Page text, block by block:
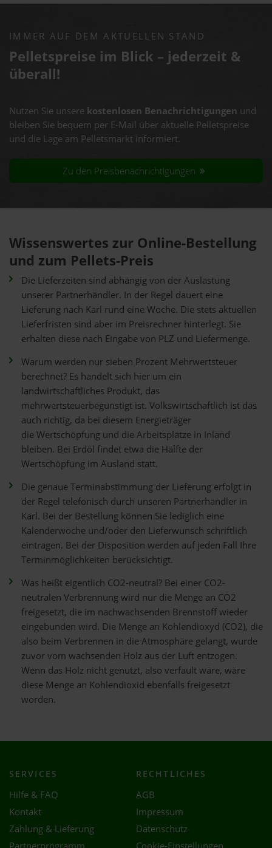
IMMER AUF DEM AKTUELLEN STAND
Pelletspreise im Blick – jederzeit &
überall!
Nutzen Sie unsere kostenlosen Benachrichtigungen und
bleiben Sie bequem per E-Mail über aktuelle Pelletspreise
und die Lage am Pelletsmarkt informiert.
Zu den Preisbenachrichtigungen
Wissenswertes zur Online-Bestellung
und zum Pellets-Preis
Die Lieferzeiten sind abhängig von der Auslastung
unserer Partnerhändler. In der Regel dauert eine
Lieferung nach Karl rund eine Woche. Die stets aktuellen
Lieferfristen sind aber im Preisrechner hinterlegt. Sie
erhalten diese nach Eingabe von PLZ und Liefermenge.
Warum werden nur sieben Prozent Mehrwertsteuer
berechnet? Es handelt sich hier um ein
landwirtschaftliches Produkt, das
mehrwertsteuerbegünstigt ist. Volkswirtschaftlich ist das
auch richtig, da bei diesem Energieträger
die Wertschöpfung und die Arbeitsplätze in Inland
bleiben. Bei Erdöl findet etwa die Hälfte der
Wertschöpfung im Ausland statt.
Die genaue Terminabstimmung der Lieferung erfolgt in
der Regel telefonisch durch unseren Partnerhändler in
Karl. Bei der Bestellung können Sie lediglich eine
Kalenderwoche und/oder den Lieferwunsch schriftlich
eintragen. Bei der Disposition werden auf jeden Fall Ihre
Terminmöglichkeiten berücksichtigt.
Was heißt eigentlich CO2-neutral? Bei einer CO2-
neutralen Verbrennung wird nur die Menge an CO2
freigesetzt, die im nachwachsenden Brennstoff wieder
eingebunden wird. Die Menge an Kohlendioxyd (CO2), die
also beim Verbrennen in die Atmosphäre gelangt, wurde
zuvor vom wachsenden Holz aus der Luft entzogen.
Wenn das Holz nicht genutzt, also verfault wäre, wäre
diese Menge an Kohlendioxid ebenfalls freigesetzt
worden.
SERVICES
Hilfe & FAQ
Kontakt
Zahlung & Lieferung
RECHTLICHES
AGB
Impressum
Datenschutz